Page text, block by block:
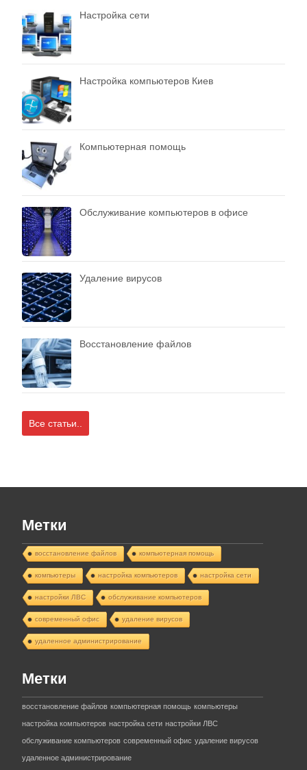
Настройка сети
Настройка компьютеров Киев
Компьютерная помощь
Обслуживание компьютеров в офисе
Удаление вирусов
Восстановление файлов
Все статьи..
Метки
восстановление файлов компьютерная помощь
компьютеры настройка компьютеров настройка сети
настройки ЛВС обслуживание компьютеров
современный офис удаление вирусов
удаленное администрирование
Метки
восстановление файлов компьютерная помощь компьютеры
настройка компьютеров настройка сети настройки ЛВС
обслуживание компьютеров современный офис удаление вирусов
удаленное администрирование